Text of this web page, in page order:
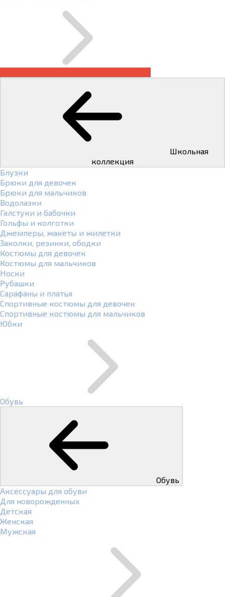
коллекция
Блузки
Брюки для девочек
Брюки для мальчиков
Водолазки
Галстуки и бабочки
Гольфы и колготки
Джемперы, жакеты и жилетки
Заколки, резинки, ободки
Костюмы для девочек
Костюмы для мальчиков
Носки
Рубашки
Сарафаны и платья
Спортивные костюмы для девочек
Спортивные костюмы для мальчиков
Юбки
Обувь
Обувь
Аксессуары для обуви
Для новорожденных
Детская
Женская
Мужская